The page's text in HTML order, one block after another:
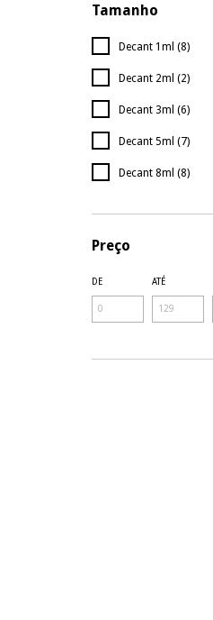
Tamanho
Decant 1ml (8)
Decant 2ml (2)
Decant 3ml (6)
Decant 5ml (7)
Decant 8ml (8)
Preço
DE ATÉ